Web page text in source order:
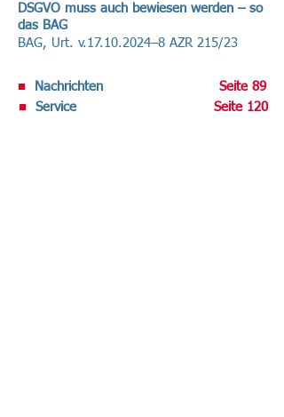
DSGVO muss auch bewiesen werden – so
das BAG
BAG, Urt. v.17.10.2024–8 AZR 215/23
■
Nachrichten
■
Service
Seite 89
Seite 120